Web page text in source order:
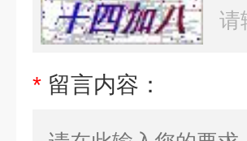
* 留言内容：